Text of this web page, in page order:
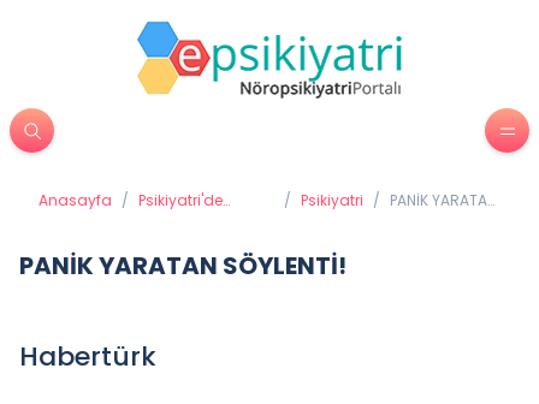
Anasayfa / Psikiyatri'de
/ Psikiyatri / PANİK YARATAN
PANİK YARATAN SÖYLENTİ!
Habertürk